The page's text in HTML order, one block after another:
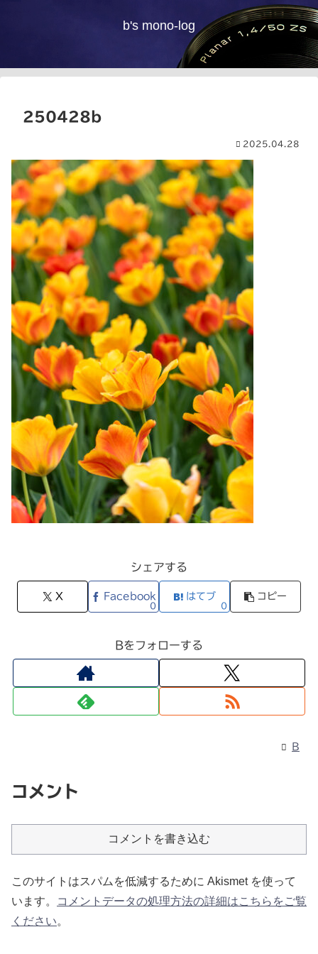
b's mono-log
250428b
2025.04.28
シェアする
X Facebook
0
はてブ
0
コピー
Bをフォローする
B
コメント
コメントを書き込む
このサイトはスパムを低減するために Akismet を使って
います。
コメントデータの処理方法の詳細はこちらをご覧
ください。